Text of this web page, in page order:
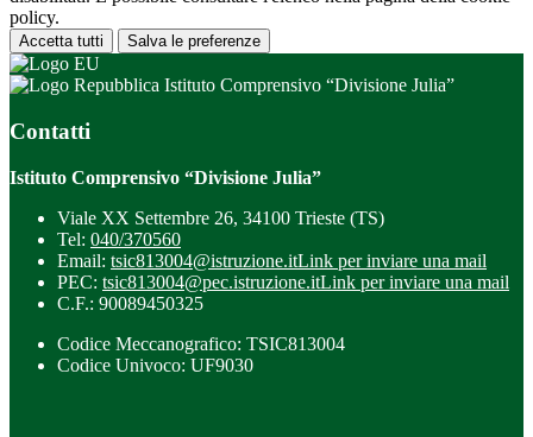
policy.
Accetta tutti Salva le preferenze
Istituto Comprensivo “Divisione Julia”
Contatti
Istituto Comprensivo “Divisione Julia”
Viale XX Settembre 26, 34100 Trieste (TS)
Tel: 040/370560
Email: tsic813004@istruzione.itLink per inviare una mail
PEC: tsic813004@pec.istruzione.itLink per inviare una mail
C.F.: 90089450325
Codice Meccanografico: TSIC813004
Codice Univoco: UF9030